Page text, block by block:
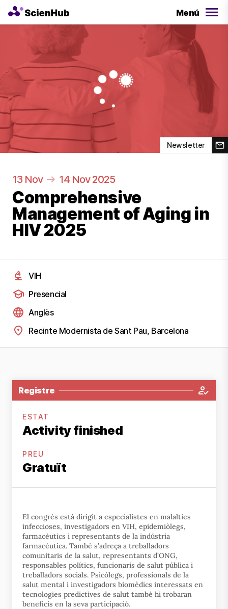
Menú
Newsletter
13 Nov 14 Nov 2025
Comprehensive
Management of Aging in
HIV 2025
VIH
Presencial
Anglès
Recinte Modernista de Sant Pau, Barcelona
Registre
ESTAT
Activity finished
PREU
Gratuït
El congrés està dirigit a especialistes en malalties
infeccioses, investigadors en VIH, epidemiòlegs,
farmacèutics i representants de la indústria
farmacèutica. També s’adreça a treballadors
comunitaris de la salut, representants d’ONG,
responsables polítics, funcionaris de salut pública i
treballadors socials. Psicòlegs, professionals de la
salut mental i investigadors biomèdics interessats en
tecnologies predictives de salut també hi trobaran
beneficis en la seva participació.